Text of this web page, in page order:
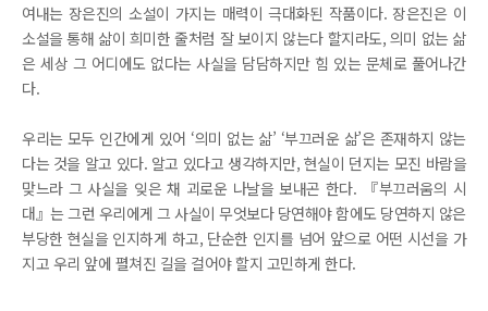
여내는 장은진의 소설이 가지는 매력이 극대화된 작품이다. 장은진은 이
소설을 통해 삶이 희미한 줄처럼 잘 보이지 않는다 할지라도, 의미 없는 삶
은 세상 그 어디에도 없다는 사실을 담담하지만 힘 있는 문체로 풀어나간
다.
우리는 모두 인간에게 있어 ‘의미 없는 삶’ ‘부끄러운 삶’은 존재하지 않는
다는 것을 알고 있다. 알고 있다고 생각하지만, 현실이 던지는 모진 바람을
맞느라 그 사실을 잊은 채 괴로운 나날을 보내곤 한다. 『부끄러움의 시
대』는 그런 우리에게 그 사실이 무엇보다 당연해야 함에도 당연하지 않은
부당한 현실을 인지하게 하고, 단순한 인지를 넘어 앞으로 어떤 시선을 가
지고 우리 앞에 펼쳐진 길을 걸어야 할지 고민하게 한다.